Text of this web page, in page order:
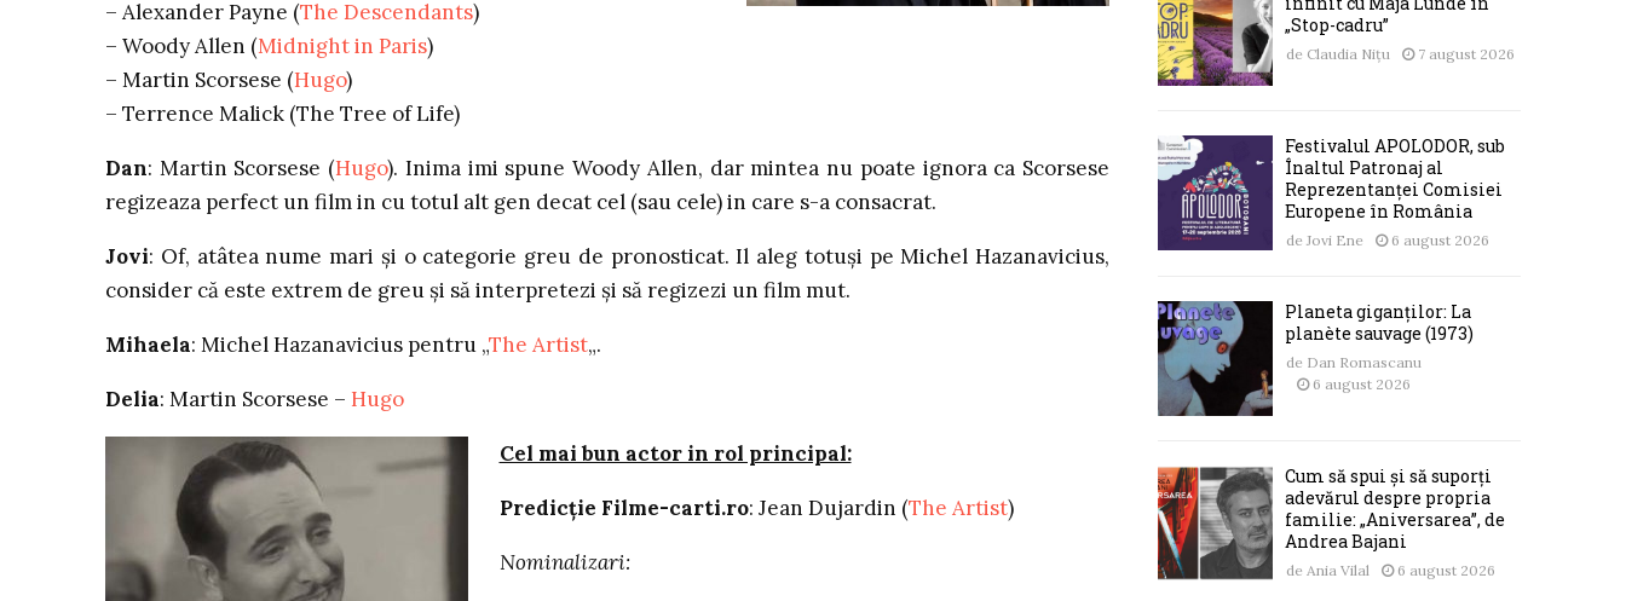
– Alexander Payne (The Descendants)
– Woody Allen (Midnight in Paris)
– Martin Scorsese (Hugo)
– Terrence Malick (The Tree of Life)
Dan: Martin Scorsese (Hugo). Inima imi spune Woody Allen, dar mintea nu poate ignora ca Scorsese
regizeaza perfect un film in cu totul alt gen decat cel (sau cele) in care s-a consacrat.
Jovi: Of, atâtea nume mari şi o categorie greu de pronosticat. Il aleg totuşi pe Michel Hazanavicius,
consider că este extrem de greu şi să interpretezi şi să regizezi un film mut.
Mihaela: Michel Hazanavicius pentru „The Artist„.
Delia: Martin Scorsese – Hugo
Cel mai bun actor in rol principal:
Predicţie Filme-carti.ro: Jean Dujardin (The Artist)
Nominalizari:
„Stop-cadru”
de Claudia Nițu 7 august 2026
Festivalul APOLODOR, sub
Înaltul Patronaj al
Reprezentanței Comisiei
Europene în România
de Jovi Ene 6 august 2026
Planeta giganților: La
planète sauvage (1973)
de Dan Romascanu
6 august 2026
Cum să spui și să suporți
adevărul despre propria
familie: „Aniversarea”, de
Andrea Bajani
de Ania Vilal 6 august 2026